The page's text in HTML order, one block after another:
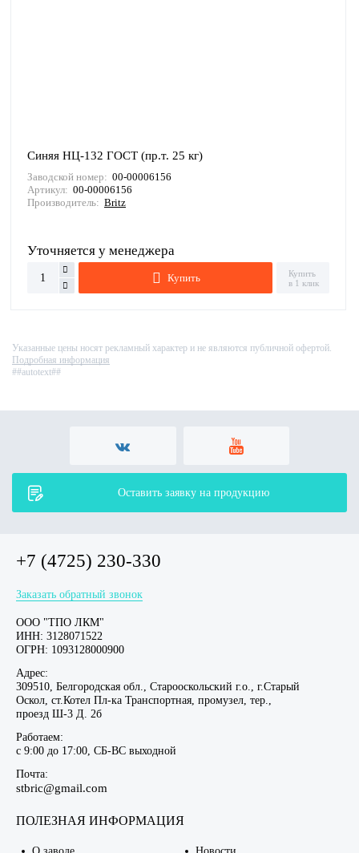
Синяя НЦ-132 ГОСТ (пр.т. 25 кг)
Заводской номер: 00-00006156
Артикул: 00-00006156
Производитель: Britz
Уточняется у менеджера
Купить
Купить
в 1 клик
Указанные цены носят рекламный характер и не являются публичной офертой.
Подробная информация
##autotext##
Оставить заявку на продукцию
+7 (4725) 230-330
Заказать обратный звонок
ООО "ТПО ЛКМ"
ИНН: 3128071522
ОГРН: 1093128000900
Адрес:
309510, Белгородская обл., Старооскольский г.о., г.Старый
Оскол, ст.Котел Пл-ка Транспортная, промузел, тер.,
проезд Ш-3 Д. 2б
Работаем:
c 9:00 до 17:00, СБ-ВС выходной
Почта:
stbric@gmail.com
ПОЛЕЗНАЯ ИНФОРМАЦИЯ